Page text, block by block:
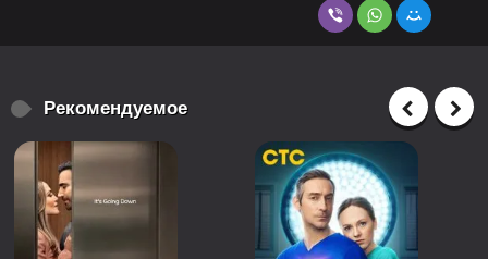
Рекомендуемое